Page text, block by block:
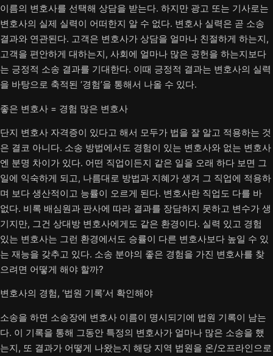
이름의 변호사를 선택해 상담을 받는다. 하지만 광고 또는 기사로는
변호사의 실제 실력이 어떠한지 알 수 없다. 변호사 실력은 곧 소송
결과와 연관된다. 고객은 변호사가 상담을 얼마나 친절하게 하는지,
고객을 편안하게 대하는지, 사회에 얼마나 많은 공헌을 하는지보다
는 긍정적 소송 결과를 기대한다. 이때 긍정적 결과는 변호사의 실력
을 바탕으로 축적된 ‘경험’을 통해서 나올 수 있다.
좋은 변호사 = 경험 많은 변호사
단지 변호사 자격증이 있다고 해서 모두가 법을 잘 알고 적용하는 것
은 결코 아니다. 소송 방법에서도 경험이 있는 변호사와 없는 변호사
엔 분명 차이가 있다. 어떤 직업이든지 같은 일을 오래 하다 보면 그
일에 익숙하게 되고, 나름대로 방법과 지혜가 생겨 그 직업에 적용하
며 보다 생산적이고 능률이 오르게 된다. 변호사란 직업도 다를 바
없다. 비록 배심원과 판사에 따라 결과를 장담하지 못하고 변수가 생
기지만, 그건 상대방 변호사에게도 같은 환경이다. 실력 있고 경험
있는 변호사는 그런 환경에서도 승률이 다른 변호사보다 높일 수 있
는 재능을 갖추고 있다. 소송 분야의 좋은 경험을 가진 변호사를 찾
으려면 어떻게 해야 할까?
변호사의 경험, ‘법원 기록’서 확인해야
소송을 하면 소송장에 변호사 이름이 명시되기에 법원 기록이 남는
다. 이 기록을 통해 그동안 특정의 변호사가 얼마나 많은 소송을 했
는지, 또 결과가 어떻게 나왔는지 해당 지역 법원을 온/오프라인으로